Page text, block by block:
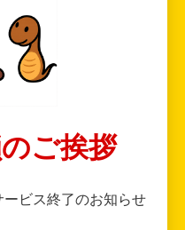
ご挨拶
ービス終了のお知らせ